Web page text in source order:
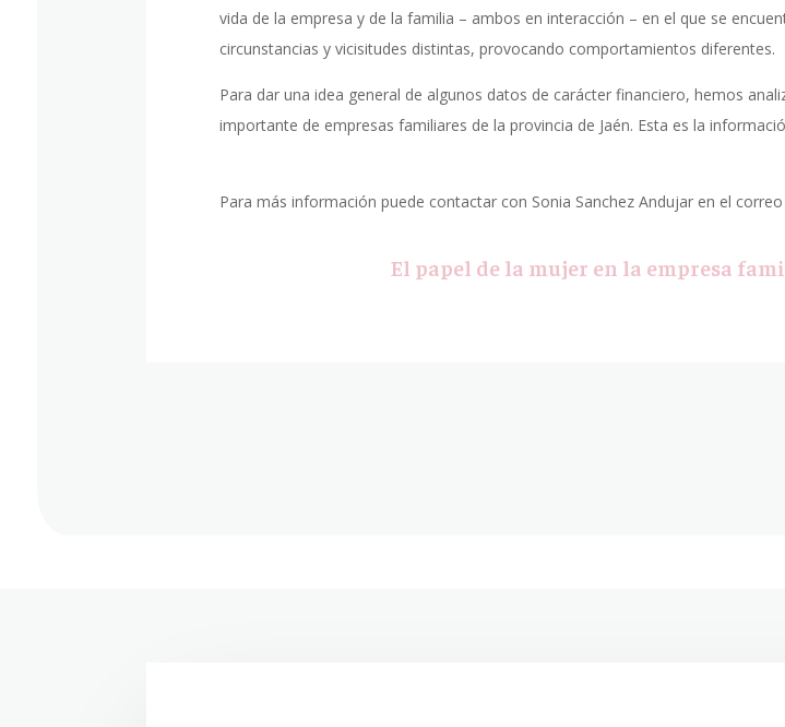
vida de la empresa y de la familia – ambos en interacción – en el que se
circunstancias y vicisitudes distintas, provocando comportamientos diferentes.
Para dar una idea general de algunos datos de carácter financiero, hemos
importante de empresas familiares de la provincia de Jaén. Esta es la
Para más información puede contactar con Sonia Sanchez Andujar en el
El papel de la mujer en la empresa